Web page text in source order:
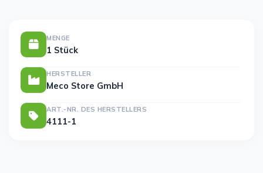
MENGE
1 Stück
HERSTELLER
Meco Store GmbH
ART.-NR. DES HERSTELLERS
4111-1